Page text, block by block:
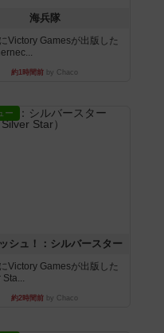
海兵隊
Victory Gamesが出版した
約1時間前 by Chaco
ー
シュ！：シルバースター
Victory Gamesが出版した
Sta...
約2時間前 by Chaco